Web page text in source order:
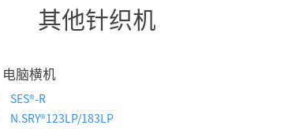
其他针织机
电脑横机
SES®-R
N.SRY®123LP/183LP